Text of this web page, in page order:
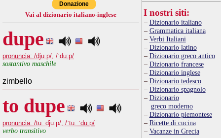
Donazione
Vai al dizionario italiano-inglese
dupe
pronuncia: /djuːp/, /ˈduːp/
sostantivo maschile
zimbello
to dupe
pronuncia: /tuː djuːp/, /ˈtuː ˈduːp/
verbo transitivo
I nostri siti:
Dizionario italiano
Grammatica italiana
Verbi Italiani
Dizionario latino
Dizionario greco antico
Dizionario francese
Dizionario inglese
Dizionario tedesco
Dizionario spagnolo
Dizionario
greco moderno
Dizionario piemontese
Ricette di cucina
Vacanze in Grecia